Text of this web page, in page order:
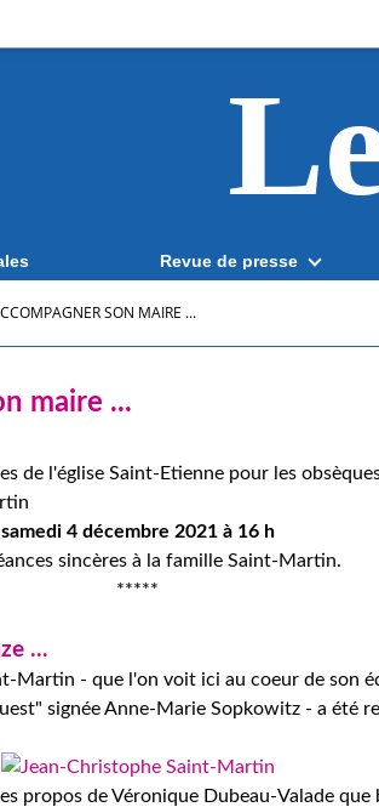
Revue de presse
SON MAIRE ...
maire ...
de l'église Saint-Etienne pour les
samedi 4 décembre 2021 à 16 h
sincères à la famille Saint-Martin.
*****
...
Martin - que l'on voit ici au coeur de son
signée Anne-Marie Sopkowitz - a été
propos de Véronique Dubeau-Valade que